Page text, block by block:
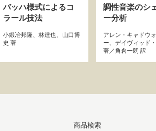
バッハ様式によるコ
ラール技法
小鍛冶邦隆、 林達也、 山口博
史 著
調性音楽のシ
ー分析
アレン・キャドウ
ー、 デイヴィッド
著／角倉一朗 訳
商品検索